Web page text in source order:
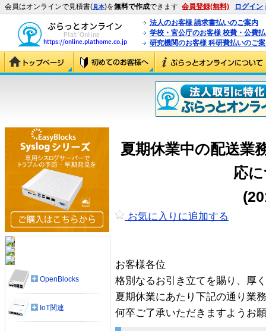
会員はオンラインで見積書(見本)を無料で作成できます 会員登録(無料) ログイン
法人のお客様 請求書払いのご案内
学校・官公庁のお客様 校費・公費
研究機関のお客様 科研費払いのご
夏期休業中の配送業
応
お気に入りに追加する
お客様各位
格別なるお引き立てを賜り、厚
夏期休業にあたり下記の通り業
何卒ご了承いただきますようお
OpenBlocks
IoT関連